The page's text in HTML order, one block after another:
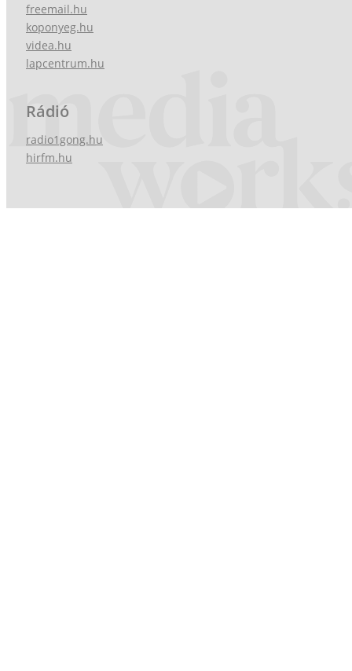
freemail.hu
koponyeg.hu
videa.hu
lapcentrum.hu
Rádió
radio1gong.hu
hirfm.hu